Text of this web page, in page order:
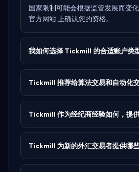
国家限制可能会根据监管发展而变
官方网站 上确认您的资格。
我如何选择 Tickmill 的合适账户类
Tickmill 推荐给算法交易和自动化
Tickmill 作为经纪商经验如何，提
Tickmill 为新的外汇交易者提供哪